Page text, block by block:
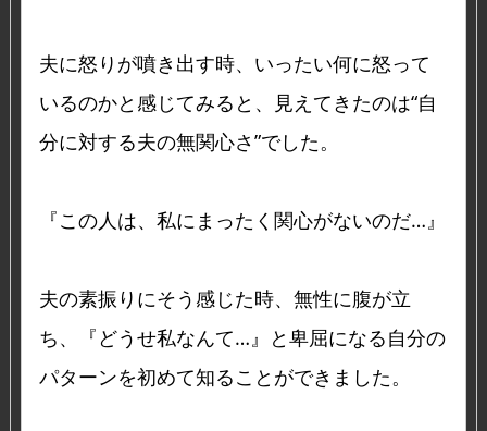
夫に怒りが噴き出す時、いったい何に怒って
いるのかと感じてみると、見えてきたのは“自
分に対する夫の無関心さ”でした。
『この人は、私にまったく関心がないのだ…』
夫の素振りにそう感じた時、無性に腹が立
ち、『どうせ私なんて…』と卑屈になる自分の
パターンを初めて知ることができました。